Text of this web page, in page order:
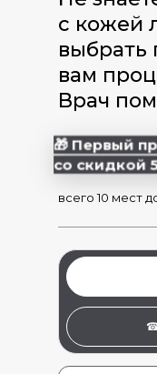
с кожей
вам
Врач
🎁 Первый
со скидкой
всего 10 мест
☎